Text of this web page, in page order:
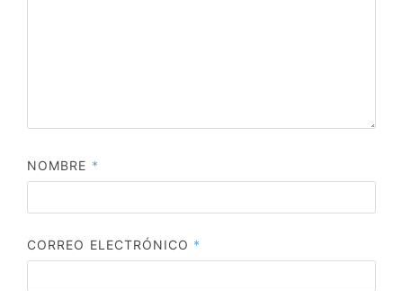
NOMBRE *
CORREO ELECTRÓNICO *